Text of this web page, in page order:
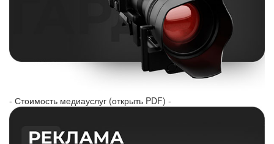
- Стоимость медиауслуг (открыть PDF) -